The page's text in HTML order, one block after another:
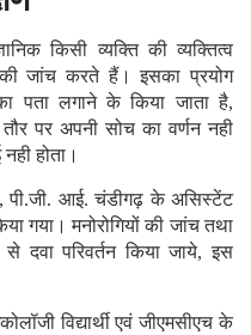
किसी व्यक्ति की व्यक्तित्व
जांच करते हैं। इसका प्रयोग
पता लगाने के किया जाता है,
पर अपनी सोच का वर्णन नही
होता।
पी.जी. आई. चंडीगढ़ के असिस्टेंट
गया। मनोरोगियों की जांच तथा
दवा परिवर्तन किया जाये, इस
विद्यार्थी एवं जीएमसीएच के